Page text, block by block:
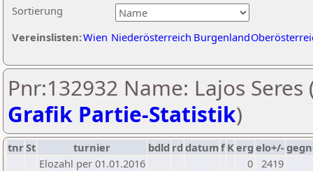
Sortierung
Vereinslisten:Wien Niederösterreich Burgenland
Pnr:132932 Name: Lajos Seres
Grafik Partie-Statistik)
tnrSt turnier bdld rd datumf Kerg elo+/-
Elozahl per 01.01.2016
0 2419